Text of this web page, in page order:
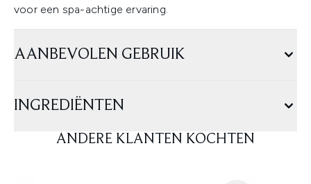
voor een spa-achtige ervaring.
AANBEVOLEN GEBRUIK
INGREDIËNTEN
ANDERE KLANTEN KOCHTEN